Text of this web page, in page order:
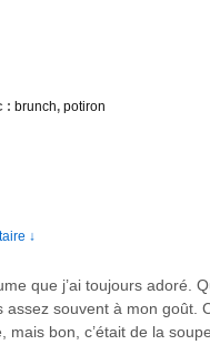
: brunch, potiron
↓
que j’ai toujours adoré.
assez souvent à mon goût.
mais bon, c’était de la